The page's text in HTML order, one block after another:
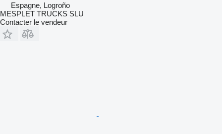
Espagne, Logroño
MESPLET TRUCKS SLU
Contacter le vendeur